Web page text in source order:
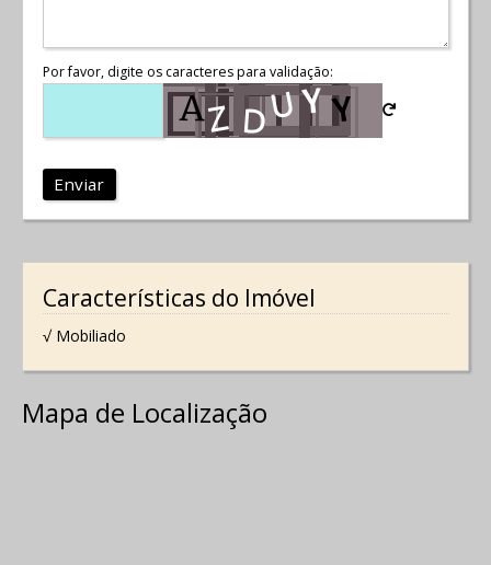
Por favor, digite os caracteres para validação:
Enviar
Características do Imóvel
√ Mobiliado
Mapa de Localização